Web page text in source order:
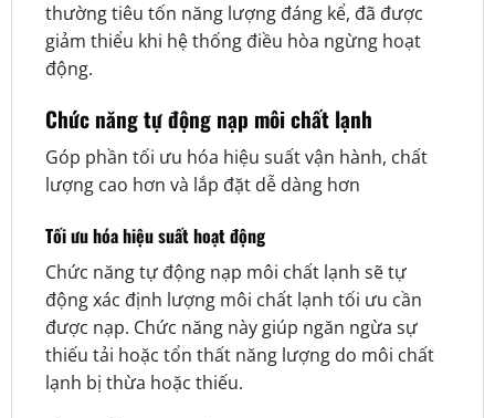
thường tiêu tốn năng lượng đáng kể, đã được
giảm thiểu khi hệ thống điều hòa ngừng hoạt
động.
Chức năng tự động nạp môi chất lạnh
Góp phần tối ưu hóa hiệu suất vận hành, chất
lượng cao hơn và lắp đặt dễ dàng hơn
Tối ưu hóa hiệu suất hoạt động
Chức năng tự động nạp môi chất lạnh sẽ tự
động xác định lượng môi chất lạnh tối ưu cần
được nạp. Chức năng này giúp ngăn ngừa sự
thiếu tải hoặc tổn thất năng lượng do môi chất
lạnh bị thừa hoặc thiếu.